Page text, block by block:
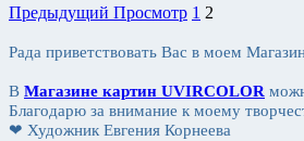
Пагинация
записей
Предыдущая
Предыдущий Просмотр Страница
1 Страница
2
Рада приветствовать Вас в моем
В Магазине картин UVIRCOLOR
Благодарю за внимание к моему
❤ Художник Евгения Корнеева